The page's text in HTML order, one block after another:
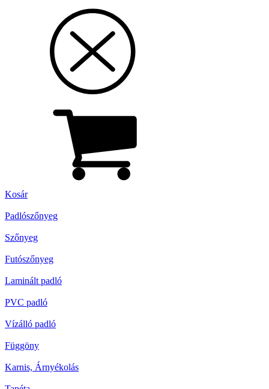
Kosár
Padlószőnyeg
Szőnyeg
Futószőnyeg
Laminált padló
PVC padló
Vízálló padló
Függöny
Karnis, Árnyékolás